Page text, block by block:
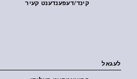
קינד/דעפענדענט קעיר
לעגאל